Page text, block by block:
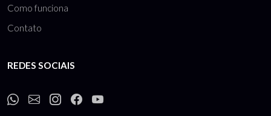
Autenticidade
Como funciona